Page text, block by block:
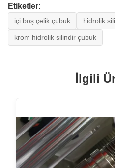
Etiketler:
içi boş çelik çubuk hidrolik
krom hidrolik silindir çubuk
İlgili